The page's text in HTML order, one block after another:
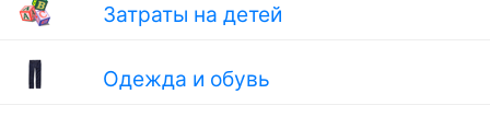
Затраты на детей
Одежда и обувь